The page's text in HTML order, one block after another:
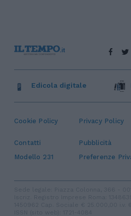
Cookie Policy Privacy Policy
Contatti Pubblicità
Modello 231
Preferenze
Edicola digitale